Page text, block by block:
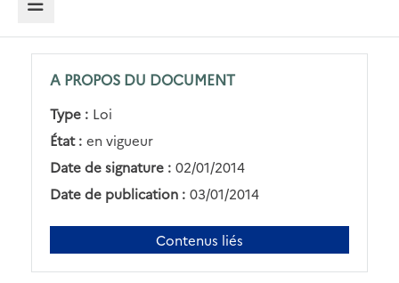
A PROPOS DU DOCUMENT
Type : Loi
État : en vigueur
Date de signature : 02/01/2014
Date de publication : 03/01/2014
Contenus liés